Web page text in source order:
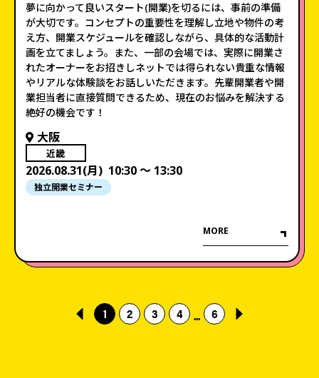
夢に向かって良いスタート(開業)を切るには、事前の準備
が大切です。コンセプトの重要性を理解し立地や物件の考
え方、開業スケジュールを確認しながら、具体的な活動計
画を立てましょう。また、一部の会場では、実際に開業さ
れたオーナーをお招きしネットでは得られない貴重な情報
やリアルな体験談をお話しいただきます。先輩開業者や開
業担当者に直接質問できるため、現在のお悩みを解決する
絶好の機会です！
大阪
近畿
2026.08.31(月) 10:30 〜 13:30
独立開業セミナー
MORE
1 2 3 4 ... 6